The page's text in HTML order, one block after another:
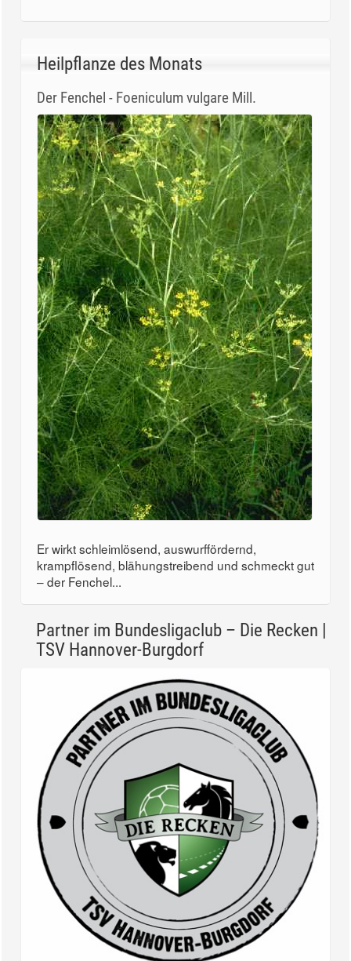
Heilpflanze des Monats
Der Fenchel - Foeniculum vulgare Mill.
Er wirkt schleimlösend, auswurffördernd,
krampflösend, blähungstreibend und schmeckt gut
– der Fenchel...
Partner im Bundesligaclub – Die Recken |
TSV Hannover-Burgdorf